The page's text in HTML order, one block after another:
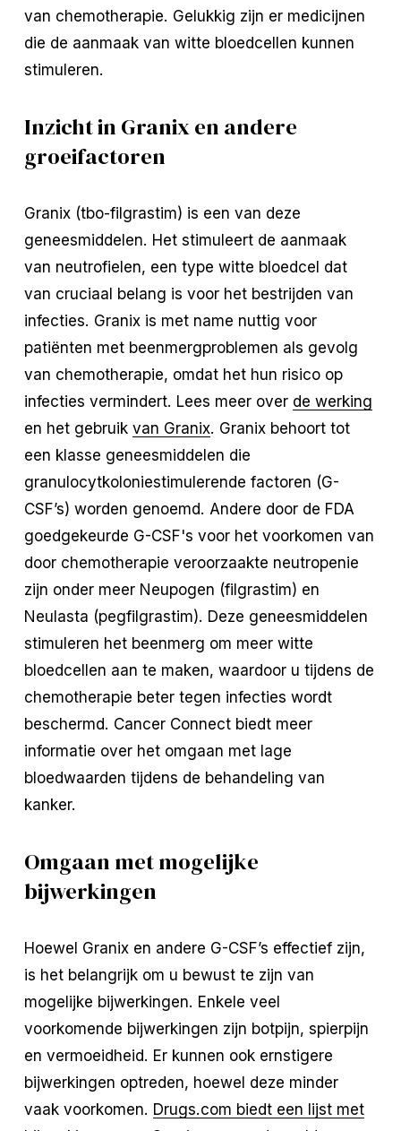
van chemotherapie. Gelukkig zijn er medicijnen
die de aanmaak van witte bloedcellen kunnen
stimuleren.
Inzicht in Granix en andere
groeifactoren
Granix (tbo-filgrastim) is een van deze
geneesmiddelen. Het stimuleert de aanmaak
van neutrofielen, een type witte bloedcel dat
van cruciaal belang is voor het bestrijden van
infecties. Granix is met name nuttig voor
patiënten met beenmergproblemen als gevolg
van chemotherapie, omdat het hun risico op
infecties vermindert. Lees meer over de werking
en het gebruik van Granix. Granix behoort tot
een klasse geneesmiddelen die
granulocytkoloniestimulerende factoren (G-
CSF’s) worden genoemd. Andere door de FDA
goedgekeurde G-CSF's voor het voorkomen van
door chemotherapie veroorzaakte neutropenie
zijn onder meer Neupogen (filgrastim) en
Neulasta (pegfilgrastim). Deze geneesmiddelen
stimuleren het beenmerg om meer witte
bloedcellen aan te maken, waardoor u tijdens de
chemotherapie beter tegen infecties wordt
beschermd. Cancer Connect biedt meer
informatie over het omgaan met lage
bloedwaarden tijdens de behandeling van
kanker.
Omgaan met mogelijke
bijwerkingen
Hoewel Granix en andere G-CSF’s effectief zijn,
is het belangrijk om u bewust te zijn van
mogelijke bijwerkingen. Enkele veel
voorkomende bijwerkingen zijn botpijn, spierpijn
en vermoeidheid. Er kunnen ook ernstigere
bijwerkingen optreden, hoewel deze minder
vaak voorkomen. Drugs.com biedt een lijst met